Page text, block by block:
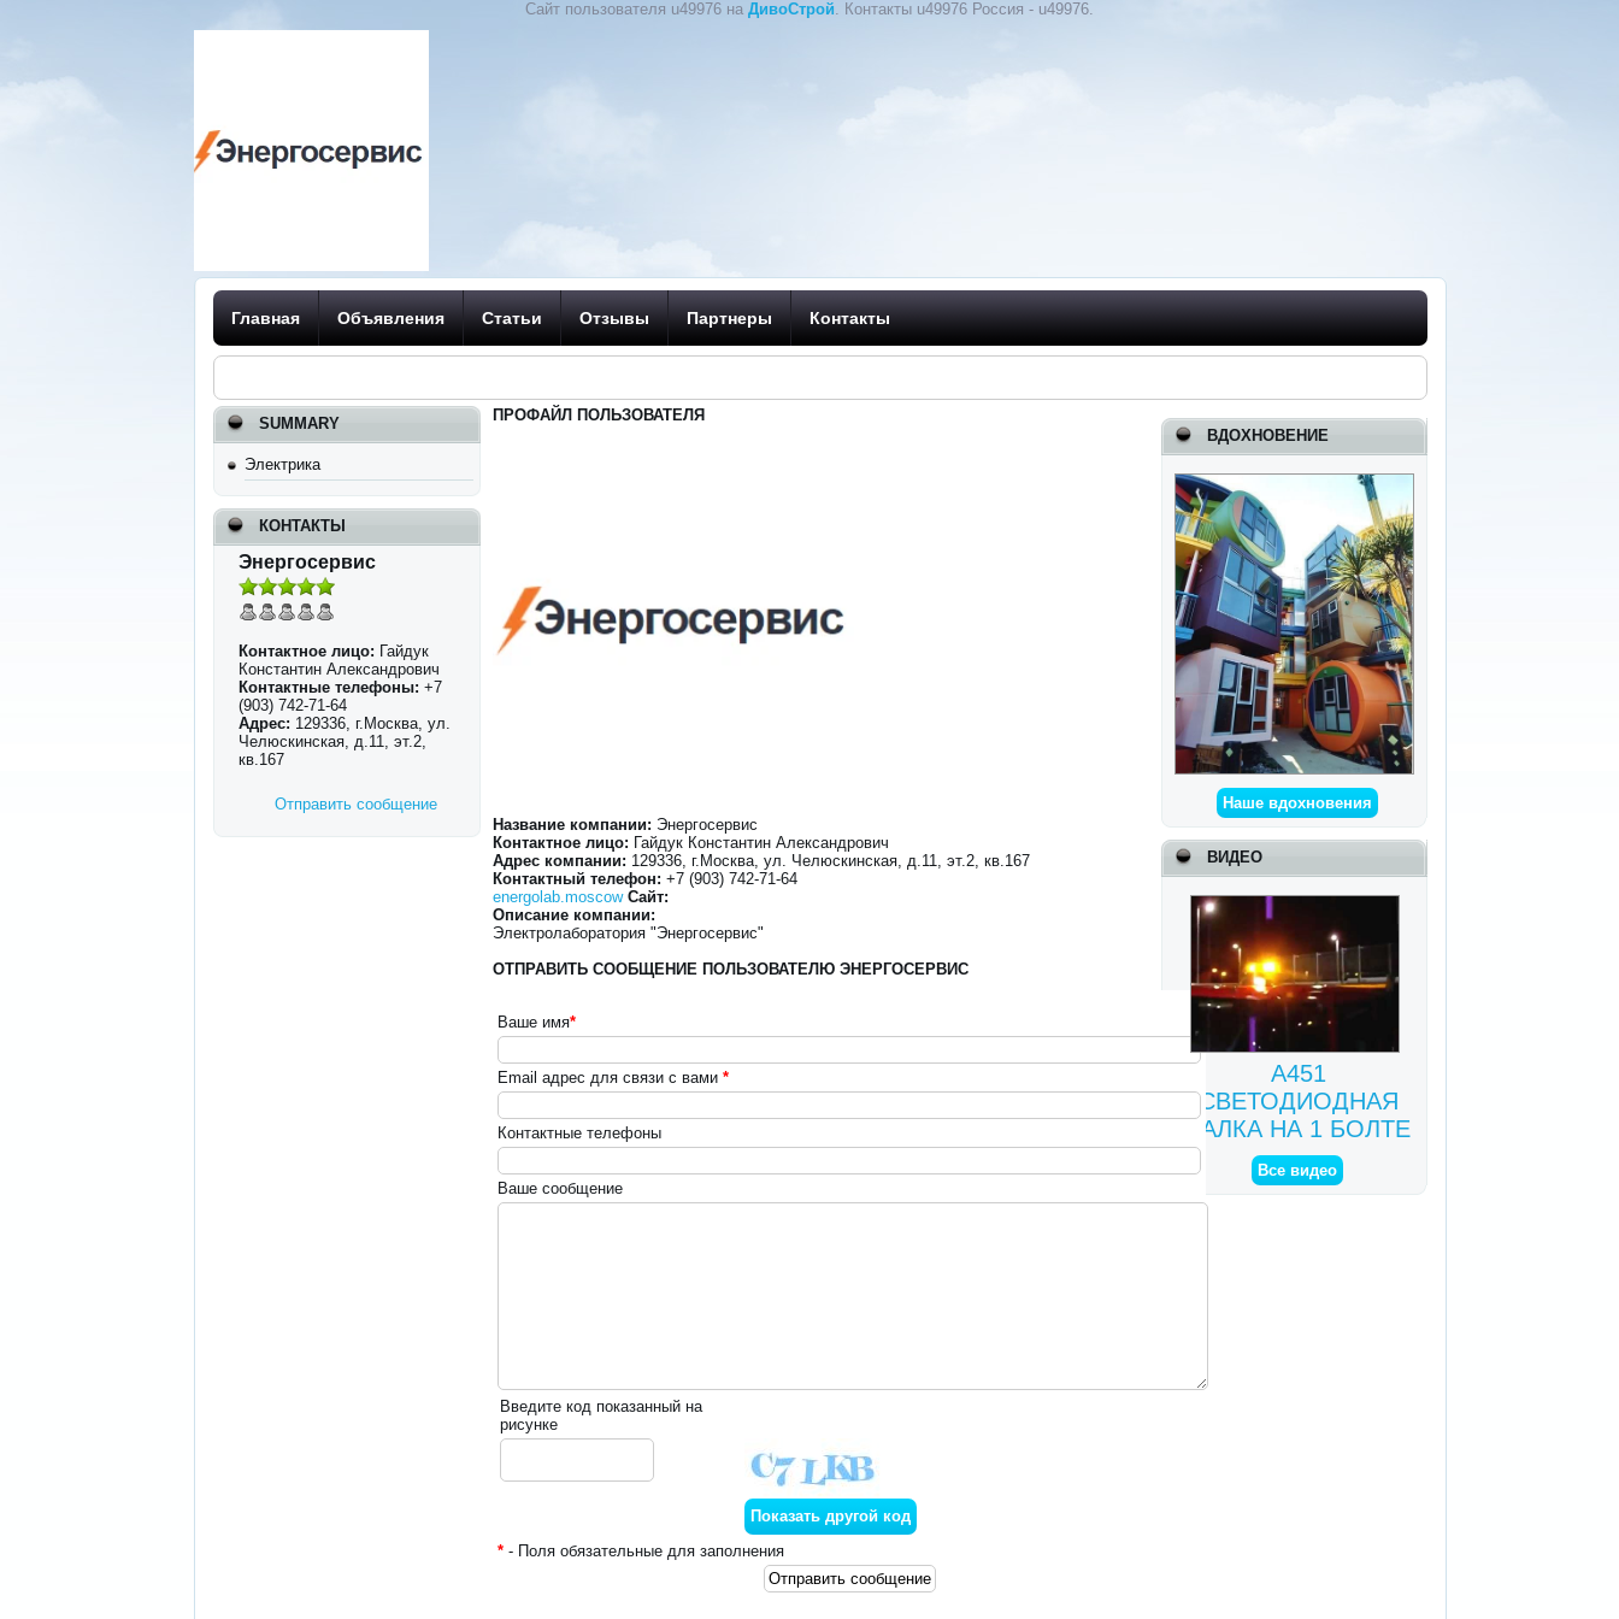
Сайт пользователя u49976 на ДивоСтрой. Контакты u49976 Россия - u49976.
Главная Объявления Статьи Отзывы Партнеры Контакты
SUMMARY
Электрика
КОНТАКТЫ
Энергосервис
Контактное лицо: Гайдук
Константин Александрович
Контактные телефоны: +7
(903) 742-71-64
Адрес: 129336, г.Москва, ул.
Челюскинская, д.11, эт.2,
кв.167
Отправить сообщение
ВДОХНОВЕНИЕ
Наше вдохновения
ВИДЕО
A451
СВЕТОДИОДНАЯ
БАЛКА НА 1 БОЛТЕ
Все видео
ПРОФАЙЛ ПОЛЬЗОВАТЕЛЯ
Название компании: Энергосервис
Контактное лицо: Гайдук Константин Александрович
Адрес компании: 129336, г.Москва, ул. Челюскинская, д.11, эт.2, кв.167
Контактный телефон: +7 (903) 742-71-64
energolab.moscow Сайт:
Описание компании:
Электролаборатория "Энергосервис"
ОТПРАВИТЬ СООБЩЕНИЕ ПОЛЬЗОВАТЕЛЮ ЭНЕРГОСЕРВИС
Ваше имя*
Email адрес для связи с вами*
Контактные телефоны
Ваше сообщение
Введите код показанный на
рисунке
* - Поля обязательные для заполнения